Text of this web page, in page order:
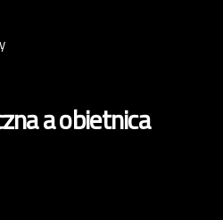
a obietnica